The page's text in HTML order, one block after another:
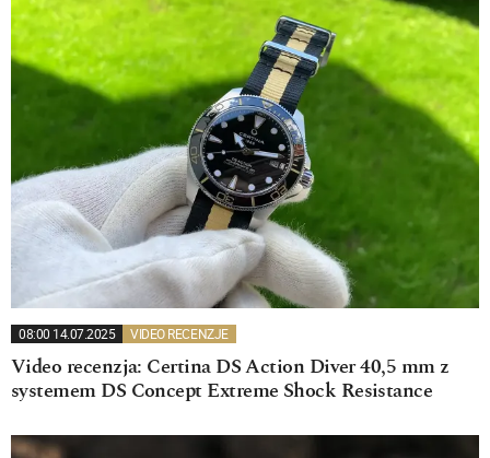
08:00 14.07.2025 VIDEO RECENZJE
Video recenzja: Certina DS Action Diver 40,5 mm z
systemem DS Concept Extreme Shock Resistance